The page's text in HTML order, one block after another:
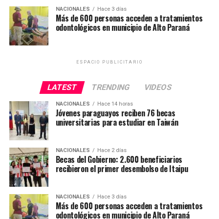
su hogar el mismo día
En Caazapá, son más de 600 los pacientes oncológicos
que actualmente deben viajar hasta el Instituto Nacionl
Hospital de Encarnación para seguir su tratamiento.
Noemí González, una de las luchadoras contra el cáncer
oriunda de Caazapá, indicó que sigue su tratamiento en
el Hospital Nacional de Itauguá, en el departamento
Central, y que en ocasiones debía viajar hasta tres veces
por semana. «Recibir tratamiento en otro lugar implica
mucho desgaste emocional, físico y emocional», dijo al
destacar que «esta obra representa esperanza, una
cercanía y un acceso real al derecho de salud».
Ministerio trabajará en que gradualmente todos los
pacientes oncológicos de Caazapá puedan ser
NACIONALES Hace 3 días
Más de 600 personas acceden a tratamientos
odontológicos en municipio de Alto Paraná
ESPACIO PUBLICITARIO
LATEST TRENDING VIDEOS
NACIONALES Hace 14 horas
Jóvenes paraguayos reciben 76 becas
universitarias para estudiar en Taiwán
NACIONALES Hace 2 días
Becas del Gobierno: 2.600 beneficiarios
recibieron el primer desembolso de Itaipu
NACIONALES Hace 3 días
Más de 600 personas acceden a tratamientos
odontológicos en municipio de Alto Paraná